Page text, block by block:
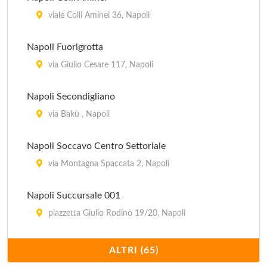
Napoli
piazza del Plebiscito 1, Napoli
EPT
piazza dei Martiri 58, Napoli
EPT Stazione Centrale
piazza Giuseppe Garibaldi , Napoli
viale Colli Aminei 36, Napoli
Napoli Fuorigrotta
via Giulio Cesare 117, Napoli
Napoli Secondigliano
via Bakù , Napoli
Napoli Soccavo Centro Settoriale
via Montagna Spaccata 2, Napoli
Napoli Succursale 001
piazzetta Giulio Rodinò 19/20, Napoli
Napoli Succursale 002
piazza Enrico De Nicola (interno al Tribunale) 1,
ALTRI (65)